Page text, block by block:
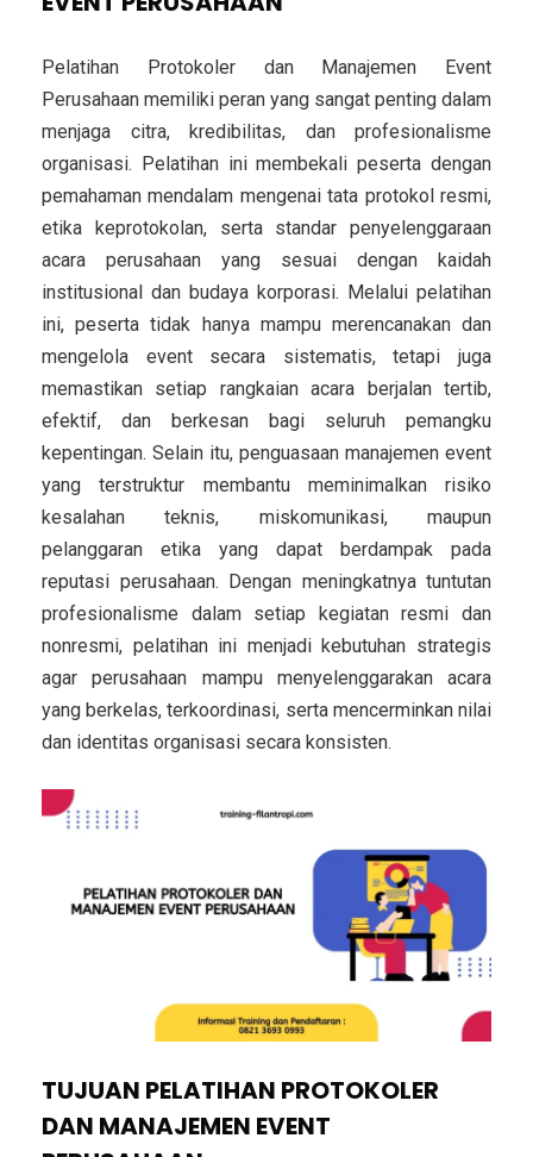
Pelatihan Protokoler dan Manajemen Event
Perusahaan memiliki peran yang sangat penting dalam
menjaga citra, kredibilitas, dan profesionalisme
organisasi. Pelatihan ini membekali peserta dengan
pemahaman mendalam mengenai tata protokol resmi,
etika keprotokolan, serta standar penyelenggaraan
acara perusahaan yang sesuai dengan kaidah
institusional dan budaya korporasi. Melalui pelatihan
ini, peserta tidak hanya mampu merencanakan dan
mengelola event secara sistematis, tetapi juga
memastikan setiap rangkaian acara berjalan tertib,
efektif, dan berkesan bagi seluruh pemangku
kepentingan. Selain itu, penguasaan manajemen event
yang terstruktur membantu meminimalkan risiko
kesalahan teknis, miskomunikasi, maupun
pelanggaran etika yang dapat berdampak pada
reputasi perusahaan. Dengan meningkatnya tuntutan
profesionalisme dalam setiap kegiatan resmi dan
nonresmi, pelatihan ini menjadi kebutuhan strategis
agar perusahaan mampu menyelenggarakan acara
yang berkelas, terkoordinasi, serta mencerminkan nilai
dan identitas organisasi secara konsisten.
TUJUAN PELATIHAN PROTOKOLER
DAN MANAJEMEN EVENT